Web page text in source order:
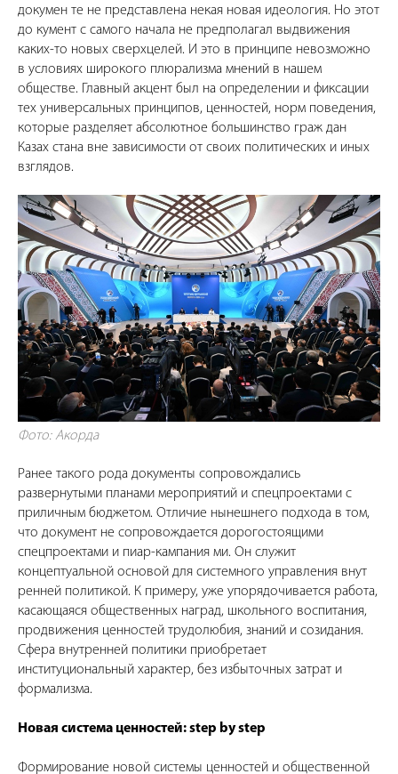
докумен те не представлена некая новая идеология. Но этот
до кумент с самого начала не предполагал выдвижения
каких-то новых сверхцелей. И это в принципе невозможно
в условиях широкого плюрализма мнений в нашем
обществе. Главный акцент был на определении и фиксации
тех универсальных принципов, ценностей, норм поведения,
которые разделяет абсолютное большинство граж дан
Казах стана вне зависимости от своих политических и иных
взглядов.
Фото: Акорда
Ранее такого рода документы сопровождались
развернутыми планами мероприятий и спецпроектами с
приличным бюджетом. Отличие нынешнего подхода в том,
что документ не сопровождается дорогостоящими
спецпроектами и пиар-кампания ми. Он служит
концептуальной основой для системного управления внут
ренней политикой. К примеру, уже упорядочивается работа,
касающаяся общественных наград, школьного воспитания,
продвижения ценностей трудолюбия, знаний и созидания.
Сфера внутренней политики приобретает
институциональный характер, без избыточных затрат и
формализма.
Новая система ценностей: step by step
Формирование новой системы ценностей и общественной